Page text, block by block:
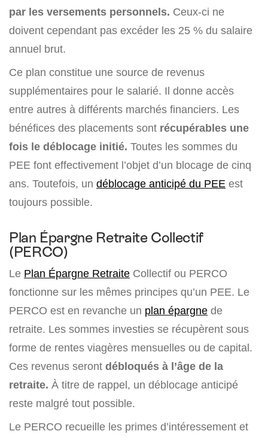
par les versements personnels. Ceux-ci ne
doivent cependant pas excéder les 25 % du salaire
annuel brut.
Ce plan constitue une source de revenus
supplémentaires pour le salarié. Il donne accès
entre autres à différents marchés financiers. Les
bénéfices des placements sont récupérables une
fois le déblocage initié. Toutes les sommes du
PEE font effectivement l’objet d’un blocage de cinq
ans. Toutefois, un déblocage anticipé du PEE est
toujours possible.
Plan Épargne Retraite Collectif
(PERCO)
Le Plan Épargne Retraite Collectif ou PERCO
fonctionne sur les mêmes principes qu’un PEE. Le
PERCO est en revanche un plan épargne de
retraite. Les sommes investies se récupèrent sous
forme de rentes viagères mensuelles ou de capital.
Ces revenus seront débloqués à l’âge de la
retraite. À titre de rappel, un déblocage anticipé
reste malgré tout possible.
Le PERCO recueille les primes d’intéressement et